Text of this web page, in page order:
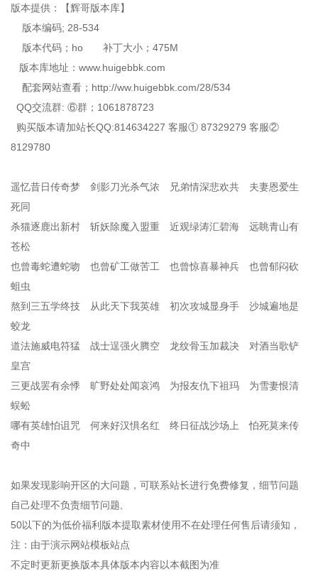
版本提供：【辉哥版本库】
版本编码; 28-534
版本代码；ho 补丁大小；475M
版本库地址：www.huigebbk.com
配套网站查看；http://ww.huigebbk.com/28/534
QQ交流群: ⑥群；1061878723
购买版本请加站长QQ:814634227 客服① 87329279 客服②
8129780
遥忆昔日传奇梦 剑影刀光杀气浓 兄弟情深悲欢共 夫妻恩爱生
死同
杀猫逐鹿出新村 斩妖除魔入盟重 近观绿涛汇碧海 远眺青山有
苍松
也曾毒蛇遭蛇吻 也曾矿工做苦工 也曾惊喜暴神兵 也曾郁闷砍
蛆虫
熬到三五学终技 从此天下我英雄 初次攻城显身手 沙城遍地是
蛟龙
道法施威电符猛 战士逞强火腾空 龙纹骨玉加裁决 对酒当歌铲
皇宫
三更战罢有余悸 旷野处处闻哀鸿 为报友仇下祖玛 为雪妻恨清
蜈蚣
哪有英雄怕诅咒 何来好汉惧名红 终日征战沙场上 怕死莫来传
奇中
如果发现影响开区的大问题，可联系站长进行免费修复，细节问题
自己处理不负责细节问题,
50以下的为低价福利版本提取素材使用不在处理任何售后请须知，
注：由于演示网站模板站点
不定时更新更换版本具体版本内容以本截图为准